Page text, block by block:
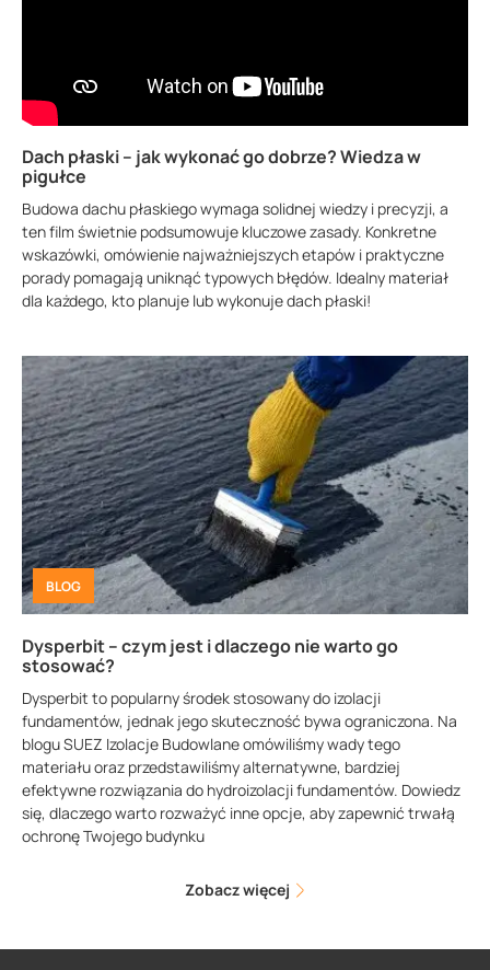
Dach płaski – jak wykonać go dobrze? Wiedza w
pigułce
Budowa dachu płaskiego wymaga solidnej wiedzy i precyzji, a
ten film świetnie podsumowuje kluczowe zasady. Konkretne
wskazówki, omówienie najważniejszych etapów i praktyczne
porady pomagają uniknąć typowych błędów. Idealny materiał
dla każdego, kto planuje lub wykonuje dach płaski!
BLOG
Dysperbit – czym jest i dlaczego nie warto go
stosować?
Dysperbit to popularny środek stosowany do izolacji
fundamentów, jednak jego skuteczność bywa ograniczona. Na
blogu SUEZ Izolacje Budowlane omówiliśmy wady tego
materiału oraz przedstawiliśmy alternatywne, bardziej
efektywne rozwiązania do hydroizolacji fundamentów. Dowiedz
się, dlaczego warto rozważyć inne opcje, aby zapewnić trwałą
ochronę Twojego budynku
Zobacz więcej